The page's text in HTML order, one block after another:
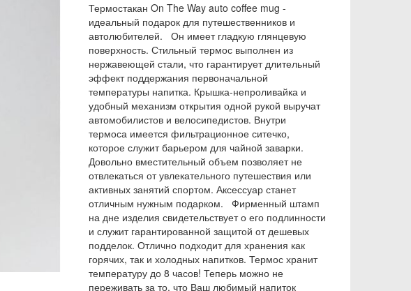
Термостакан On The Way auto coffee mug -
идеальный подарок для путешественников и
автолюбителей. Он имеет гладкую глянцевую
поверхность. Стильный термос выполнен из
нержавеющей стали, что гарантирует длительный
эффект поддержания первоначальной
температуры напитка. Крышка-непроливайка и
удобный механизм открытия одной рукой выручат
автомобилистов и велосипедистов. Внутри
термоса имеется фильтрационное ситечко,
которое служит барьером для чайной заварки.
Довольно вместительный объем позволяет не
отвлекаться от увлекательного путешествия или
активных занятий спортом. Аксессуар станет
отличным нужным подарком. Фирменный штамп
на дне изделия свидетельствует о его подлинности
и служит гарантированной защитой от дешевых
подделок. Отлично подходит для хранения как
горячих, так и холодных напитков. Термос хранит
температуру до 8 часов! Теперь можно не
переживать за то, что Ваш любимый напиток